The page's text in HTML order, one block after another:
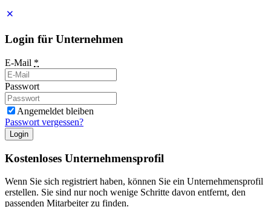
Login für Unternehmen
E-Mail *
Passwort
Angemeldet bleiben
Passwort vergessen?
Login
Kostenloses Unternehmensprofil
Wenn Sie sich registriert haben, können Sie ein Unternehmensprofil
erstellen. Sie sind nur noch wenige Schritte davon entfernt, den
passenden Mitarbeiter zu finden.